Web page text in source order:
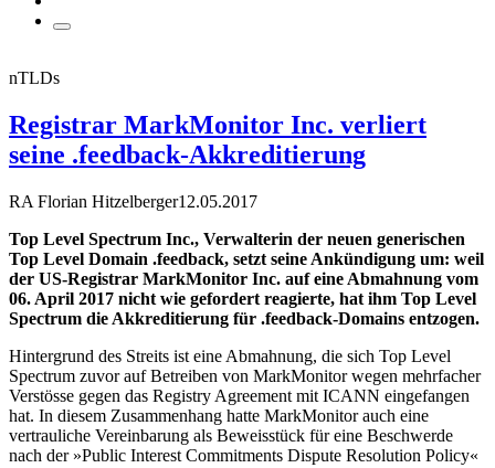
nTLDs
Registrar MarkMonitor Inc. verliert
seine .feedback-Akkreditierung
RA Florian Hitzelberger12.05.2017
Top Level Spectrum Inc., Verwalterin der neuen generischen
Top Level Domain .feedback, setzt seine Ankündigung um: weil
der US-Registrar MarkMonitor Inc. auf eine Abmahnung vom
06. April 2017 nicht wie gefordert reagierte, hat ihm Top Level
Spectrum die Akkreditierung für .feedback-Domains entzogen.
Hintergrund des Streits ist eine Abmahnung, die sich Top Level
Spectrum zuvor auf Betreiben von MarkMonitor wegen mehrfacher
Verstösse gegen das Registry Agreement mit ICANN eingefangen
hat. In diesem Zusammenhang hatte MarkMonitor auch eine
vertrauliche Vereinbarung als Beweisstück für eine Beschwerde
nach der »Public Interest Commitments Dispute Resolution Policy«